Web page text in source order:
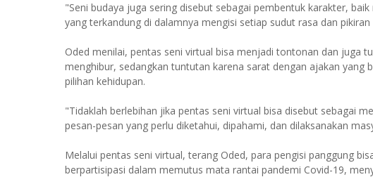
"Seni budaya juga sering disebut sebagai pembentuk karakter,
yang terkandung di dalamnya mengisi setiap sudut rasa dan
Oded menilai, pentas seni virtual bisa menjadi tontonan dan juga
menghibur, sedangkan tuntutan karena sarat dengan ajakan
pilihan kehidupan.
"Tidaklah berlebihan jika pentas seni virtual bisa disebut sebagai
pesan-pesan yang perlu diketahui, dipahami, dan dilaksanakan
Melalui pentas seni virtual, terang Oded, para pengisi panggung
berpartisipasi dalam memutus mata rantai pandemi Covid-19,